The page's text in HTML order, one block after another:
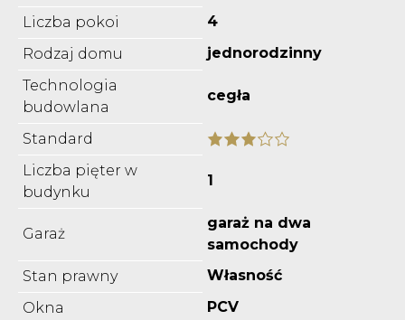
Liczba pokoi
4
Rodzaj domu
jednorodzinny
Technologia
budowlana
cegła
Standard
Liczba pięter w
budynku
1
Garaż
garaż na dwa
samochody
Stan prawny
Własność
Okna
PCV